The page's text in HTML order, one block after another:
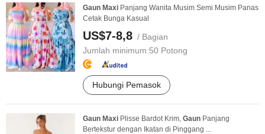
Gaun Maxi Panjang Wanita Musim Semi Musim Panas
Cetak Bunga Kasual
US$7-8,8 / Bagian
Jumlah minimum:50 Potong
Hubungi Pemasok
Gaun Maxi Plisse Bardot Krim, Gaun Panjang
Bertekstur dengan Ikatan di Pinggang ...